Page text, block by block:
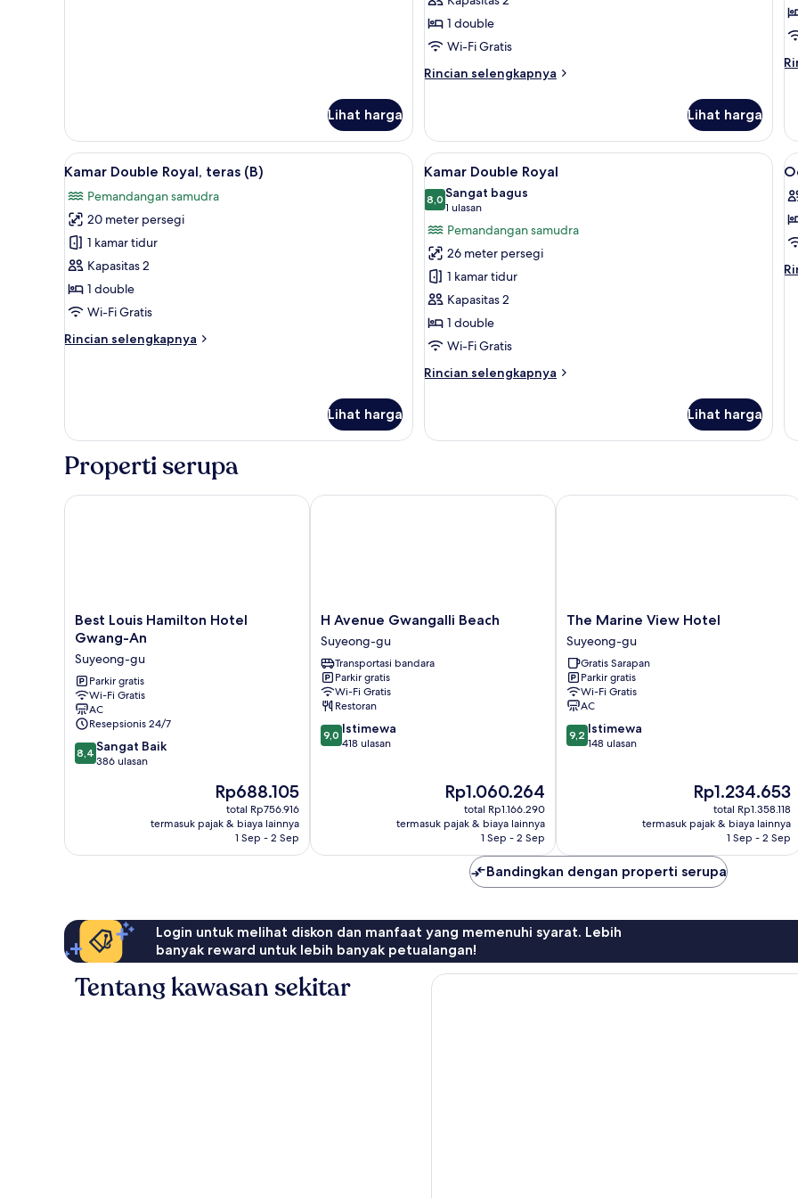
Lihat harga
Deluks
1 double
Wi-Fi Gratis
Rincian selengkapnya
Rincian
Kamar
Double
Deluks
Lihat harga
Lihat
semua
foto
untuk
Kamar
Double
Royal,
teras
Kamar Double Royal, teras (B) | Teras/patio
14
Kamar Double Royal, teras (B)
Pemandangan samudra
20 meter persegi
1 kamar tidur
Kapasitas 2
1 double
Wi-Fi Gratis
Rincian selengkapnya
Rincian
Royal,
(B)
Lihat harga
Lihat
semua
foto
untuk
Kamar
Double
Royal
Kamar Double Royal | Seprai
10
Kamar Double Royal
8,08,0 dari 10
Sangat bagus
1 ulasan
(1
ulasan)
Pemandangan samudra
26 meter persegi
1 kamar tidur
Kapasitas 2
1 double
Wi-Fi Gratis
Rincian selengkapnya
Rincian
Kamar
Lihat harga
Properti serupa
Best
Louis
Hamilton
Hotel
Gwang-
An
Suyeong-
gu
Best Louis Hamilton Hotel
Gwang-An
Suyeong-gu
Parkir gratis
Wi-Fi Gratis
AC
Resepsionis 24/7
8.4
dari
8,4 Sangat Baik
386 ulasan
Harga
sekarang
Rp688.105
Rp688.105
total Rp756.916
termasuk pajak & biaya lainnya
1 Sep - 2 Sep
Best Louis Hamilton Hotel Gwang-An
H
Avenue
Gwangalli
Beach
Suyeong-
gu
H Avenue Gwangalli Beach
Suyeong-gu
Transportasi bandara
Parkir gratis
Wi-Fi Gratis
Restoran
9.0
dari
9,0 Istimewa
418 ulasan
Harga
sekarang
Rp1.060.264
Rp1.060.264
total Rp1.166.290
termasuk pajak & biaya lainnya
1 Sep - 2 Sep
H Avenue Gwangalli Beach
The
Marine
View
Hotel
Suyeong-
gu
The Marine View Hotel
Suyeong-gu
Gratis Sarapan
Parkir gratis
Wi-Fi Gratis
AC
9.2
dari
9,2 Istimewa
148 ulasan
Harga
sekarang
Rp1.234.653
Rp1.234.653
total Rp1.358.118
termasuk pajak & biaya lainnya
1 Sep - 2 Sep
The Marine View Hotel
Bandingkan dengan properti serupa
Login untuk melihat diskon dan manfaat yang memenuhi syarat. Lebih
banyak reward untuk lebih banyak petualangan!
Tentang kawasan sekitar